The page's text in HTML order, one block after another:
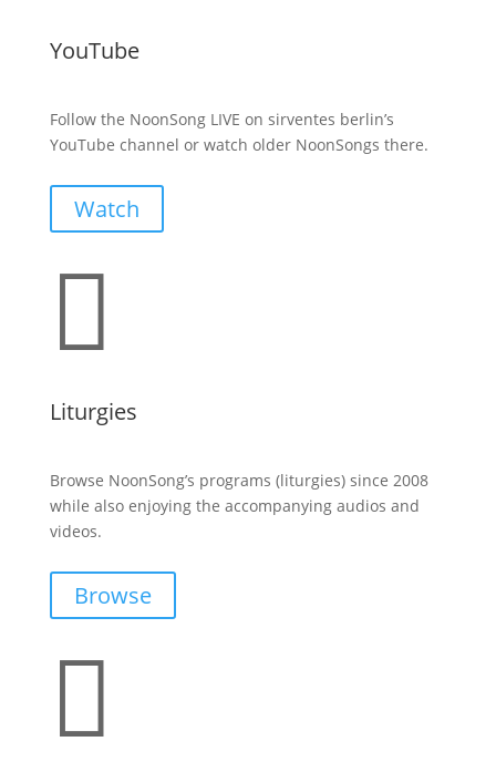
YouTube
Follow the NoonSong LIVE on sirventes berlin’s
YouTube channel or watch older NoonSongs there.
Watch

Liturgies
Browse NoonSong’s programs (liturgies) since 2008
while also enjoying the accompanying audios and
videos.
Browse
